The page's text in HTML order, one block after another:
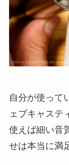
自分が使って
ェブキャステ
使えば細い音
せは本当に満